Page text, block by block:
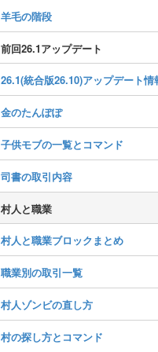
羊毛の階段
前回26.1アップデート
26.1(統合版26.10)アップデート情
金のたんぽぽ
子供モブの一覧とコマンド
司書の取引内容
村人と職業
村人と職業ブロックまとめ
職業別の取引一覧
村人ゾンビの直し方
村の探し方とコマンド